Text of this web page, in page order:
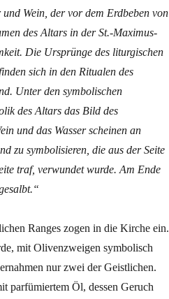
Wein, der vor dem Erdbeben von
des Altars in der St.-Maximus-
Die Ursprünge des liturgischen
sich in den Ritualen des
Unter den symbolischen
des Altars das Bild des
und das Wasser scheinen an
zu symbolisieren, die aus der Seite
traf, verwundet wurde. Am Ende
Ranges zogen in die Kirche ein.
mit Olivenzweigen symbolisch
nur zwei der Geistlichen.
parfümiertem Öl, dessen Geruch